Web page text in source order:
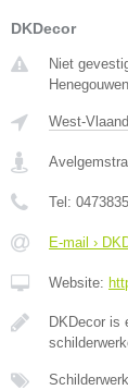
DKDecor
Niet
Henegouwen.
West-
Tel:
E-mail ›
Website:
DKDecor is